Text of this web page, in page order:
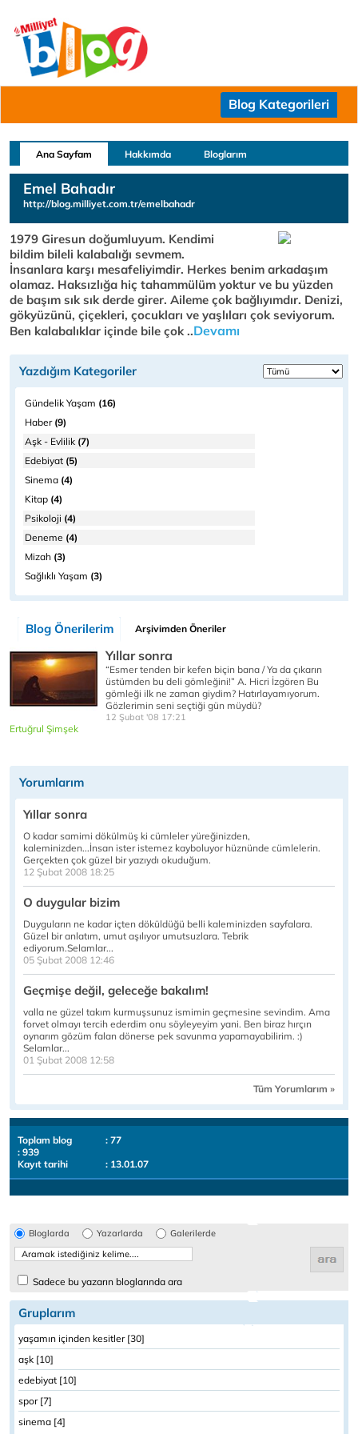
Blog Kategorileri
Ana Sayfam Hakkımda Bloglarım
Emel Bahadır
http://blog.milliyet.com.tr/emelbahadr
1979 Giresun doğumluyum. Kendimi
bildim bileli kalabalığı sevmem.
İnsanlara karşı mesafeliyimdir. Herkes benim arkadaşım
olamaz. Haksızlığa hiç tahammülüm yoktur ve bu yüzden
de başım sık sık derde girer. Aileme çok bağlıyımdır. Denizi,
gökyüzünü, çiçekleri, çocukları ve yaşlıları çok seviyorum.
Ben kalabalıklar içinde bile çok ..Devamı
Yazdığım Kategoriler
Gündelik Yaşam (16)
Haber(9)
Aşk - Evlilik (7)
Edebiyat (5)
Sinema (4)
Kitap (4)
Psikoloji (4)
Deneme (4)
Mizah (3)
Sağlıklı Yaşam (3)
Blog Önerilerim Arşivimden Öneriler
Yıllar sonra
“Esmer tenden bir kefen biçin bana / Ya da çıkarın
üstümden bu deli gömleğini!” A. Hicri İzgören Bu
gömleği ilk ne zaman giydim? Hatırlayamıyorum.
Gözlerimin seni seçtiği gün müydü?
12 Şubat '08 17:21
Ertuğrul Şimşek
Yorumlarım
Yıllar sonra
O kadar samimi dökülmüş ki cümleler yüreğinizden,
kaleminizden...İnsan ister istemez kayboluyor hüznünde cümlelerin.
Gerçekten çok güzel bir yazıydı okuduğum.
12 Şubat 2008 18:25
O duygular bizim
Duyguların ne kadar içten döküldüğü belli kaleminizden sayfalara.
Güzel bir anlatım, umut aşılıyor umutsuzlara. Tebrik
ediyorum.Selamlar...
05 Şubat 2008 12:46
Geçmişe değil, geleceğe bakalım!
valla ne güzel takım kurmuşsunuz ismimin geçmesine sevindim. Ama
forvet olmayı tercih ederdim onu söyleyeyim yani. Ben biraz hırçın
oynarım gözüm falan dönerse pek savunma yapamayabilirim. :)
Selamlar...
01 Şubat 2008 12:58
Tüm Yorumlarım »
Toplam blog
: 77
: 939
Kayıt tarihi
: 13.01.07
Bloglarda Yazarlarda Galerilerde
Sadece bu yazarın bloglarında ara
Gruplarım
yaşamın içinden kesitler [30]
aşk [10]
edebiyat [10]
spor [7]
sinema [4]